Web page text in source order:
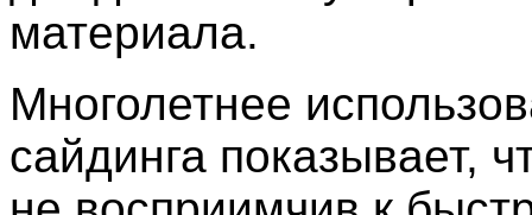
материала.
Многолетнее
сайдинга показывает,